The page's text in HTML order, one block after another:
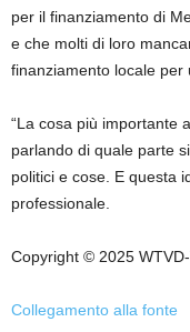
per il finanziamento di
e che molti di loro
finanziamento locale per
“La cosa più importante
parlando di quale parte
politici e cose. E questa
professionale.
Copyright © 2025
Collegamento alla fonte